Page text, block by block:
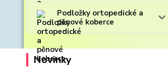
Podložky ortopedické a
pěnové koberce
Novinky